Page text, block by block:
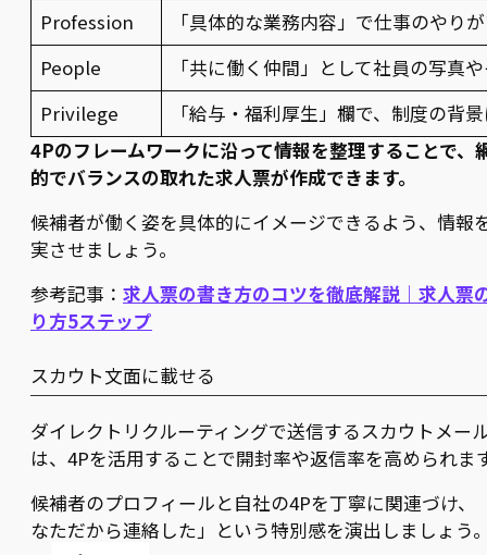
Profession
「具体的な業務内容」で仕事のやり
People
「共に働く仲間」として社員の写真
Privilege
「給与・福利厚生」欄で、制度の背
4Pのフレームワークに沿って情報を整理することで、
的でバランスの取れた求人票が作成できます。
候補者が働く姿を具体的にイメージできるよう、情報
実させましょう。
参考記事： 求人票の書き方のコツを徹底解説｜求人票
り方5ステップ
スカウト文面に載せる
ダイレクトリクルーティングで送信するスカウトメー
は、4Pを活用することで開封率や返信率を高められま
候補者のプロフィールと自社の4Pを丁寧に関連づけ、
なただから連絡した」という特別感を演出しましょう